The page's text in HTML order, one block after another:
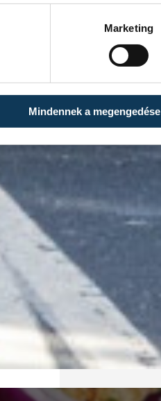
Marketing
Mindennek a megengedése